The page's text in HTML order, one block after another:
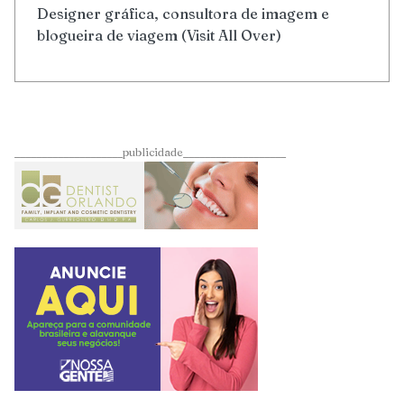
Designer gráfica, consultora de imagem e
blogueira de viagem (Visit All Over)
____________________publicidade___________________